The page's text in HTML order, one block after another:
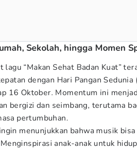
Sekolah, hingga Momen
“Makan Sehat Badan Kuat”
dengan Hari Pangan Sedunia
16 Oktober. Momentum ini
bergizi dan seimbang, terutama
pertumbuhan.
menunjukkan bahwa musik
anak-anak untuk